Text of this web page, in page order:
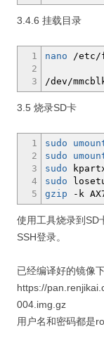
3.4.6 挂载目录
1
2
3
nano /etc /
/dev /
3.5 烧录SD卡
1
2
3
4
5
sudo
sudo
sudo
sudo
gzip
-k
使用工具烧录到SD
SSH登录。
已经编译好的镜像
https://
004.img.gz
用户名和密码都是